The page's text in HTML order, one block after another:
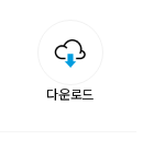
다운로드